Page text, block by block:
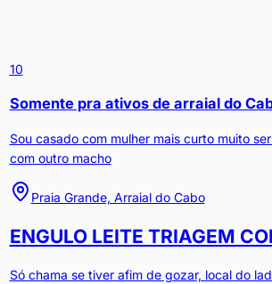
10
Somente pra ativos de arraial do
Sou casado com mulher mais curto muito
com outro macho
Praia Grande, Arraial do Cabo
ENGULO LEITE TRIAGEM
Só chama se tiver afim de gozar, local do